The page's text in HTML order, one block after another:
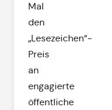
Mal
den
„Lesezeichen“-
Preis
an
engagierte
öffentliche